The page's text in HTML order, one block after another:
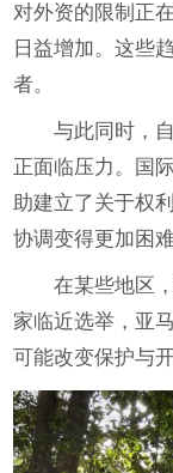
对外资的限制正
日益增加。这些
者。
与此同时，
正面临压力。国
助建立了关于权
协调变得更加困
在某些地区
家临近选举，亚
可能改变保护与